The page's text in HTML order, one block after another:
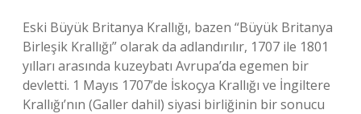
Eski Büyük Britanya Krallığı, bazen “Büyük Britanya
Birleşik Krallığı” olarak da adlandırılır, 1707 ile 1801
yılları arasında kuzeybatı Avrupa’da egemen bir
devletti. 1 Mayıs 1707’de İskoçya Krallığı ve İngiltere
Krallığı’nın (Galler dahil) siyasi birliğinin bir sonucu